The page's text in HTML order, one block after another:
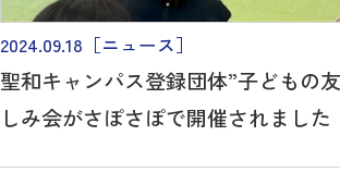
2024.09.18 ［ニュース］
聖和キャンパス登録団体”子どもの
しみ会がさぽさぽで開催されました